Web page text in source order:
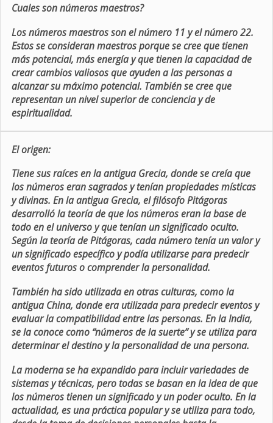
Cuales son números maestros?
Los números maestros son el número 11 y el número 22.
Estos se consideran maestros porque se cree que tienen
más potencial, más energía y que tienen la capacidad de
crear cambios valiosos que ayuden a las personas a
alcanzar su máximo potencial. También se cree que
representan un nivel superior de conciencia y de
espiritualidad.
El origen:
Tiene sus raíces en la antigua Grecia, donde se creía que
los números eran sagrados y tenían propiedades místicas
y divinas. En la antigua Grecia, el filósofo Pitágoras
desarrolló la teoría de que los números eran la base de
todo en el universo y que tenían un significado oculto.
Según la teoría de Pitágoras, cada número tenía un valor y
un significado específico y podía utilizarse para predecir
eventos futuros o comprender la personalidad.
También ha sido utilizada en otras culturas, como la
antigua China, donde era utilizada para predecir eventos y
evaluar la compatibilidad entre las personas. En la India,
se la conoce como “números de la suerte” y se utiliza para
determinar el destino y la personalidad de una persona.
La moderna se ha expandido para incluir variedades de
sistemas y técnicas, pero todas se basan en la idea de que
los números tienen un significado y un poder oculto. En la
actualidad, es una práctica popular y se utiliza para todo,